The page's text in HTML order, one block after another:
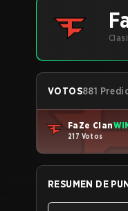
VOTOS881
FaZe Clan
217 Votos
RESUMEN DE